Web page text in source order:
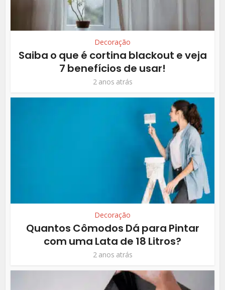
Decoração
Saiba o que é cortina blackout e veja
7 benefícios de usar!
2 anos atrás
Decoração
Quantos Cômodos Dá para Pintar
com uma Lata de 18 Litros?
2 anos atrás